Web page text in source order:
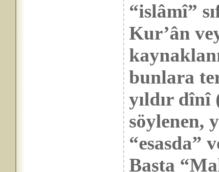
“islâmî”
Kur’ân
bunlara
yıldır dînî
söylenen,
“esasda”
Başta